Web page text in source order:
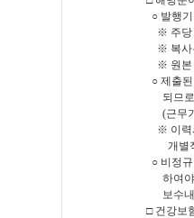
○ 발행기
※ 주당
※ 복사본,
※ 원본 지
○ 제출된
되므로,
(근무기
※ 이력서
개별적
○ 비정규
하여야 하
보수내역
□ 건강보